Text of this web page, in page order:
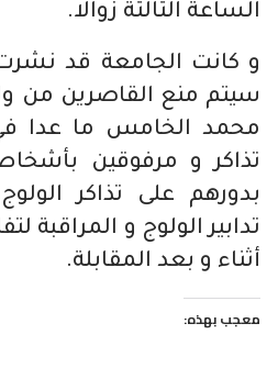
الساعة الثالثة زوالا.
و كانت الجامعة قد
سيتم منع القاصرين من
محمد الخامس ما عدا
تذاكر و مرفوقين
بدورهم على تذاكر
تدابير الولوج و المراقبة
أثناء و بعد المقابلة.
معجب بهذه: